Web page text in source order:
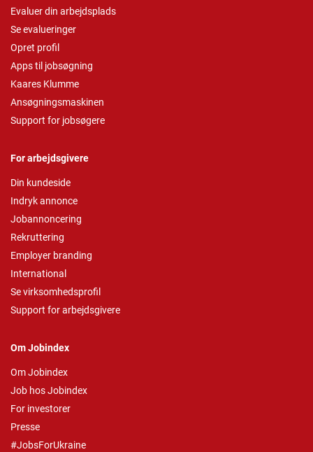
Evaluer din arbejdsplads
Se evalueringer
Opret profil
Apps til jobsøgning
Kaares Klumme
Ansøgningsmaskinen
Support for jobsøgere
For arbejdsgivere
Din kundeside
Indryk annonce
Jobannoncering
Rekruttering
Employer branding
International
Se virksomhedsprofil
Support for arbejdsgivere
Om Jobindex
Om Jobindex
Job hos Jobindex
For investorer
Presse
#JobsForUkraine